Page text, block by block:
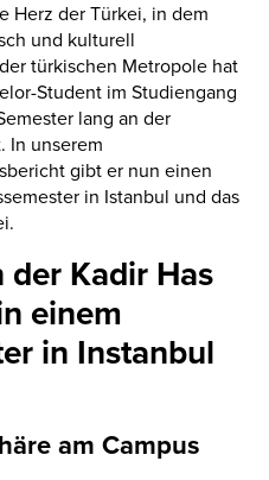
Herz der Türkei, in dem
und kulturell
türkischen Metropole hat
Student im Studiengang
lang an der
In unserem
gibt er nun einen
in Istanbul und das
der Kadir Has
einem
in Instanbul
am Campus